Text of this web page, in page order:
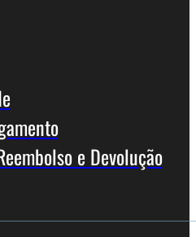
e Devolução